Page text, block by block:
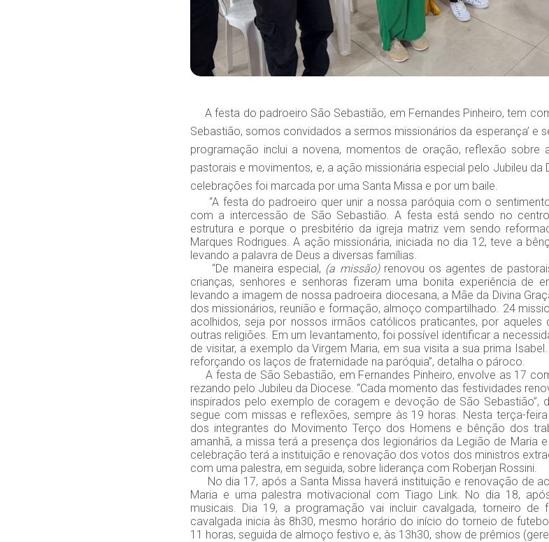
A festa do padroeiro São Sebastião, em Fernandes Pinheiro, tem
Sebastião, somos convidados a sermos missionários da esperança’ e
programação inclui a novena, momentos de oração, reflexão sobre
pastorais e movimentos, e, a ação missionária especial pelo Jubileu da
celebrações foi marcada por uma Santa Missa e por um baile.
“A festa do padroeiro quer unir a nossa paróquia com o
com a intercessão de São Sebastião. A festa está sendo no
estrutura e porque o presbitério da igreja matriz vem sendo
Marques Rodrigues. A ação missionária, iniciada no dia 12, teve a
levando a palavra de Deus a diversas famílias.
“De maneira especial, (a missão) renovou os agentes de
crianças, senhores e senhoras fizeram uma bonita experiência de
levando a imagem de nossa padroeira diocesana, a Mãe da Divina
dos missionários, reunião e formação, almoço compartilhado. 24
acolhidos, seja por nossos irmãos católicos praticantes, por
outras religiões. Em um levantamento, foi possível identificar a
de visitar, a exemplo da Virgem Maria, em sua visita a sua prima
reforçando os laços de fraternidade na paróquia”, detalha o pároco.
A festa de São Sebastião, em Fernandes Pinheiro, envolve as 17
rezando pelo Jubileu da Diocese. “Cada momento das festividades
inspirados pelo exemplo de coragem e devoção de São Sebastião”,
segue com missas e reflexões, sempre às 19 horas. Nesta terça-
dos integrantes do Movimento Terço dos Homens e bênção dos
amanhã, a missa terá a presença dos legionários da Legião de Maria
celebração terá a instituição e renovação dos votos dos ministros
com uma palestra, em seguida, sobre liderança com Roberjan Rossini.
No dia 17, após a Santa Missa haverá instituição e renovação de
Maria e uma palestra motivacional com Tiago Link. No dia 18,
musicais. Dia 19, a programação vai incluir cavalgada, torneiro
cavalgada inicia às 8h30, mesmo horário do início do torneio de
11 horas, seguida de almoço festivo e, às 13h30, show de prêmios